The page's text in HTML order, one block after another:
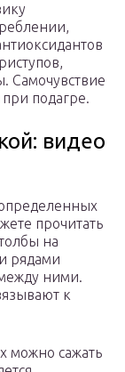
Самочувствие
подагре.
видео
прочитать
на
рядами
ними.
к
можно сажать